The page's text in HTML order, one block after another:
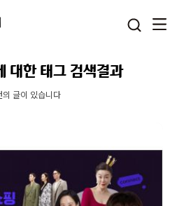
대한 태그 검색결과
의 글이 있습니다